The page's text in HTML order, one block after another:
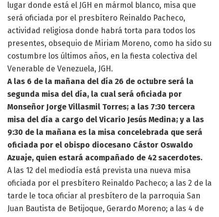
lugar donde está el JGH en mármol blanco, misa que
será oficiada por el presbítero Reinaldo Pacheco,
actividad religiosa donde habrá torta para todos los
presentes, obsequio de Miriam Moreno, como ha sido su
costumbre los últimos años, en la fiesta colectiva del
Venerable de Venezuela, JGH.
A las 6 de la mañana del día 26 de octubre será la
segunda misa del día, la cual será oficiada por
Monseñor Jorge Villasmil Torres; a las 7:30 tercera
misa del día a cargo del Vicario Jesús Medina; y a las
9:30 de la mañana es la misa concelebrada que será
oficiada por el obispo diocesano Cástor Oswaldo
Azuaje, quien estará acompañado de 42 sacerdotes.
A las 12 del mediodía está prevista una nueva misa
oficiada por el presbítero Reinaldo Pacheco; a las 2 de la
tarde le toca oficiar al presbítero de la parroquia San
Juan Bautista de Betijoque, Gerardo Moreno; a las 4 de